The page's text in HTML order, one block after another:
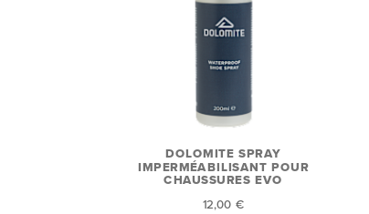
DOLOMITE SPRAY
IMPERMÉABILISANT POUR
CHAUSSURES EVO
12,00 €